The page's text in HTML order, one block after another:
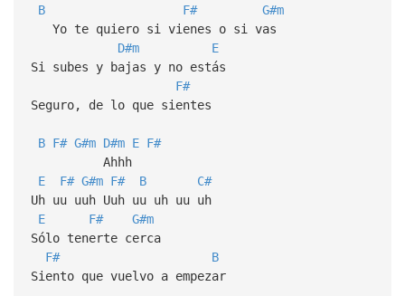
B F#
G#m
Yo te quiero si vienes o si vas
D#m
E
Si subes y bajas y no estás
F#
Seguro, de lo que sientes
B F# G#m D#m E F#
Ahhh
E
F# G#m F# B
C#
Uh uu uuh Uuh uu uh uu uh
E
F#
G#m
Sólo tenerte cerca
F#
B
Siento que vuelvo a empezar